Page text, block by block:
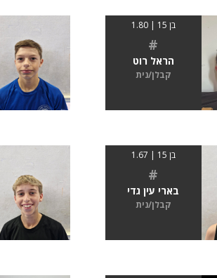
בן 15 | 1.80
#
הראל רוט
קבלן/נית
בן 15 | 1.67
#
בארי עין גדי
קבלן/נית